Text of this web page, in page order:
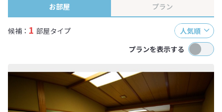
お部屋 プラン
候補： 1 部屋タイプ
人気順
プランを表示する